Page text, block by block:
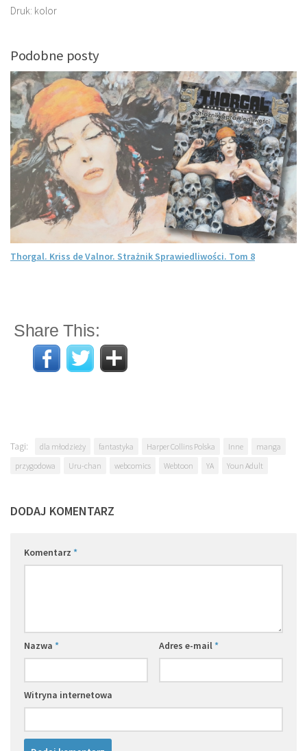
Druk: kolor
Podobne posty
Thorgal. Kriss de Valnor. Strażnik Sprawiedliwości. Tom 8
Share This:
Tagi: dla młodzieży fantastyka Harper Collins Polska Inne
manga
przygodowa
Uru-chan webcomics Webtoon YA Youn Adult
DODAJ KOMENTARZ
Komentarz *
Nazwa * Adres e-mail*
Witryna internetowa